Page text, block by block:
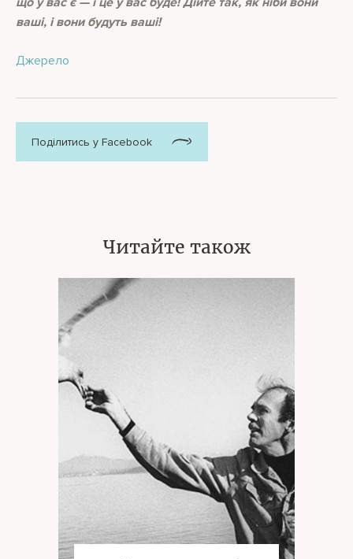
ваші, і вони будуть ваші!
Джерело
Поділитись у Facebook
Читайте також